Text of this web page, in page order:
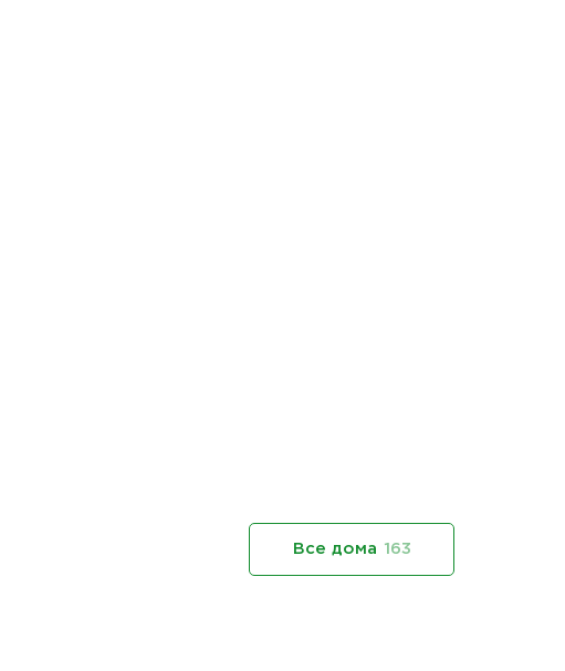
Все дома 163